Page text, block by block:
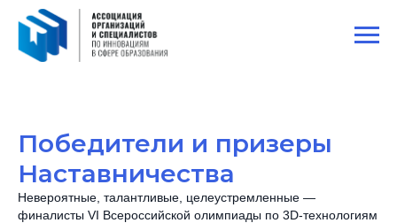
Победители и призеры
Наставничества
Невероятные, талантливые, целеустремленные —
финалисты VI Всероссийской олимпиады по 3D-технологиям